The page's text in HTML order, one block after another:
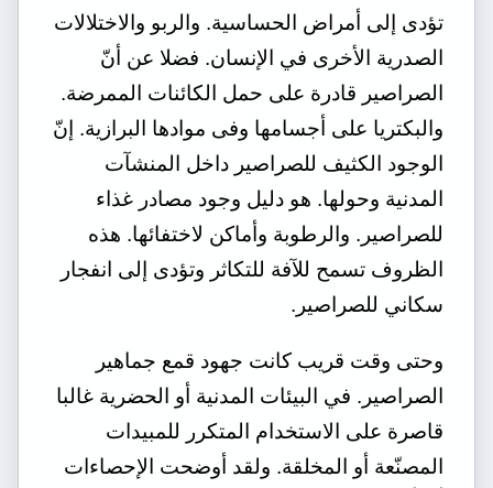
تؤدى إلى أمراض الحساسية. والربو والاختلالات
الصدرية الأخرى في الإنسان. فضلا عن أنّ
الصراصير قادرة على حمل الكائنات الممرضة.
والبكتريا على أجسامها وفى موادها البرازية. إنّ
الوجود الكثيف للصراصير داخل المنشآت
المدنية وحولها. هو دليل وجود مصادر غذاء
للصراصير. والرطوبة وأماكن لاختفائها. هذه
الظروف تسمح للآفة للتكاثر وتؤدى إلى انفجار
سكاني للصراصير.
وحتى وقت قريب كانت جهود قمع جماهير
الصراصير. في البيئات المدنية أو الحضرية غالبا
قاصرة على الاستخدام المتكرر للمبيدات
المصنّعة أو المخلقة. ولقد أوضحت الإحصاءات